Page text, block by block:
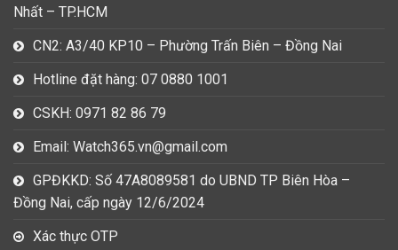
Nhất – TP.HCM
CN2: A3/40 KP10 – Phường Trấn Biên – Đồng Nai
Hotline đặt hàng: 07 0880 1001
CSKH: 0971 82 86 79
Email: Watch365.vn@gmail.com
GPĐKKD: Số 47A8089581 do UBND TP Biên Hòa –
Đồng Nai, cấp ngày 12/6/2024
Xác thực OTP